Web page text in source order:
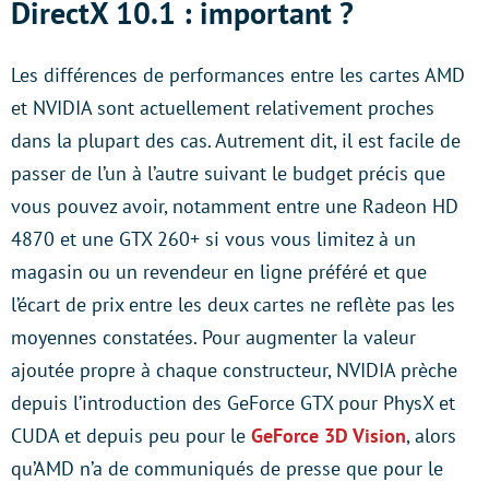
DirectX 10.1 : important ?
Les différences de performances entre les cartes AMD
et NVIDIA sont actuellement relativement proches
dans la plupart des cas. Autrement dit, il est facile de
passer de l’un à l’autre suivant le budget précis que
vous pouvez avoir, notamment entre une Radeon HD
4870 et une GTX 260+ si vous vous limitez à un
magasin ou un revendeur en ligne préféré et que
l’écart de prix entre les deux cartes ne reflète pas les
moyennes constatées. Pour augmenter la valeur
ajoutée propre à chaque constructeur, NVIDIA prèche
depuis l’introduction des GeForce GTX pour PhysX et
CUDA et depuis peu pour le GeForce 3D Vision, alors
qu’AMD n’a de communiqués de presse que pour le